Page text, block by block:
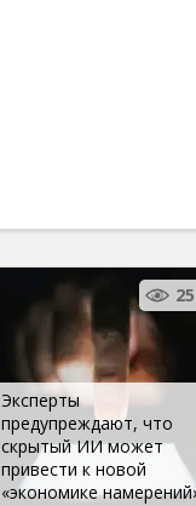
Эксперты
предупреждают, что
скрытый ИИ может
привести к новой
«экономике
25